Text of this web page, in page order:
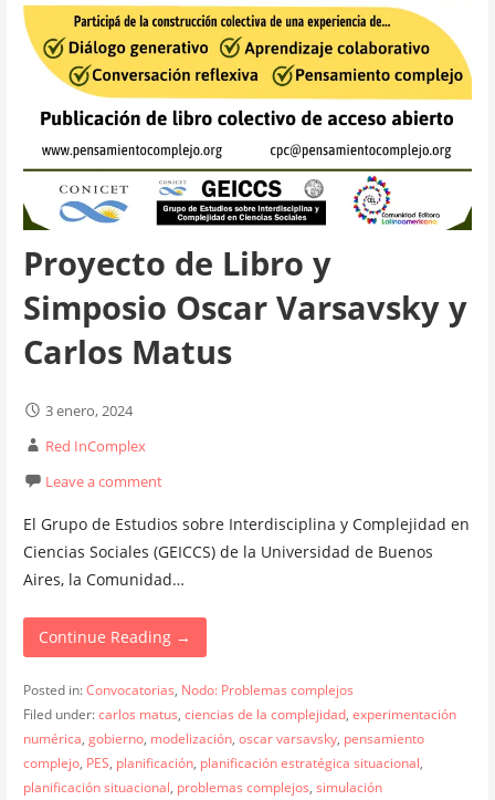
Proyecto de Libro y
Simposio Oscar Varsavsky y
Carlos Matus
3 enero, 2024
Red InComplex
Leave a comment
El Grupo de Estudios sobre Interdisciplina y Complejidad en
Ciencias Sociales (GEICCS) de la Universidad de Buenos
Aires, la Comunidad…
Continue Reading →
Posted in:Convocatorias, Nodo: Problemas complejos
Filed under:carlos matus, ciencias de la complejidad, experimentación
numérica, gobierno, modelización, oscar varsavsky, pensamiento
complejo, PES, planificación, planificación estratégica situacional,
planificación situacional, problemas complejos, simulación